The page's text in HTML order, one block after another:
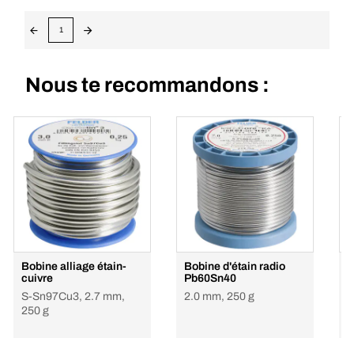
1
Nous te recommandons :
Bobine alliage étain-
cuivre
S-Sn97Cu3, 2.7 mm,
250 g
Bobine d'étain radio
Pb60Sn40
2.0 mm, 250 g